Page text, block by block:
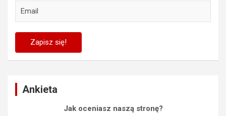
Ankieta
Jak oceniasz naszą stronę?